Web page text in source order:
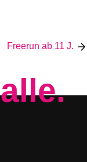
Freerun ab 11 J.